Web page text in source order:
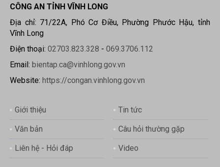
CÔNG AN TỈNH VĨNH LONG
Địa chỉ: 71/22A, Phó Cơ Điều, Phường Phước Hậu, tỉnh
Vĩnh Long
Điện thoại: 02703.823.328 - 069.3706.112
Email: bientap.ca@vinhlong.gov.vn
Website: https://congan.vinhlong.gov.vn
Giới thiệu Tin tức
Văn bản Câu hỏi thường gặp
Liên hệ - Hỏi đáp Video